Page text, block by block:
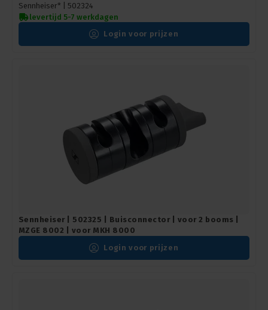
Sennheiser* | 502324
levertijd 5-7 werkdagen
Login voor prijzen
Sennheiser | 502325 | Buisconnector | voor 2 booms |
MZGE 8002 | voor MKH 8000
Login voor prijzen